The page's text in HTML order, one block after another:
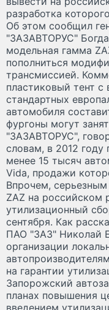
разработка
Об этом сообщил
"ЗАЗАВТОРУС"
модельная гамма
пополниться
трансмиссией.
пластиковый тент
стандартных
автомобиля
фургоны могут
"ЗАЗАВТОРУС",
словам, в 2012 году
менее 15 тысяч
Vida, продажи
Впрочем,
ZAZ на российском
утилизационный
сентября. Как
ПАО "ЗАЗ" Николай
организации
на гарантии
Запорожский
планах повышения